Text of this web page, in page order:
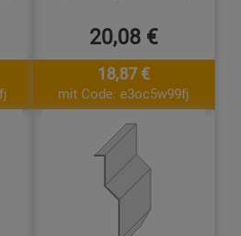
20,08 €
18,87 €
mit Code: e3oc5w99fj